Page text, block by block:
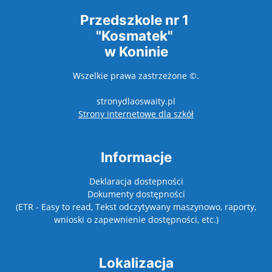
Przedszkole nr 1
"Kosmatek"
w Koninie
Wszelkie prawa zastrzeżone ©.
stronydlaoswaity.pl
Strony internetowe dla szkółotwiera się w
Informacje
Deklaracja dostepności
Dokumenty dostępności
(ETR - Easy to read, Tekst odczytywany maszynowo, raporty,
wnioski o zapewnienie dostępności, etc.)
Lokalizacja